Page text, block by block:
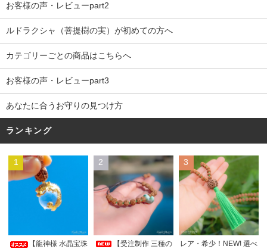
お客様の声・レビューpart2
ルドラクシャ（菩提樹の実）が初めての方へ
カテゴリーごとの商品はこちらへ
お客様の声・レビューpart3
あなたに合うお守りの見つけ方
ランキング
1
【龍神様 水晶宝珠
2
【受注制作 三種の
3
レア・希少！NEW! 選べ